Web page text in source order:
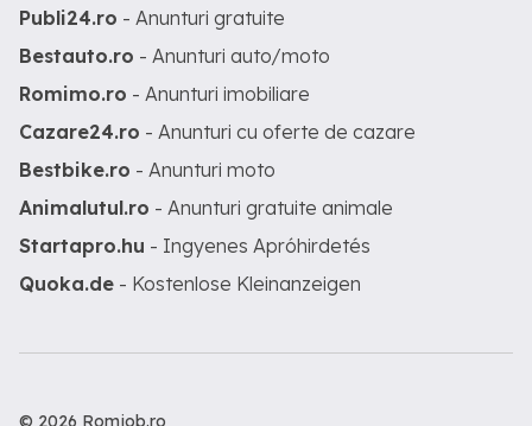
Publi24.ro - Anunturi gratuite
Bestauto.ro - Anunturi auto/moto
Romimo.ro - Anunturi imobiliare
Cazare24.ro - Anunturi cu oferte de cazare
Bestbike.ro - Anunturi moto
Animalutul.ro - Anunturi gratuite animale
Startapro.hu - Ingyenes Apróhirdetés
Quoka.de - Kostenlose Kleinanzeigen
© 2026 Romjob.ro